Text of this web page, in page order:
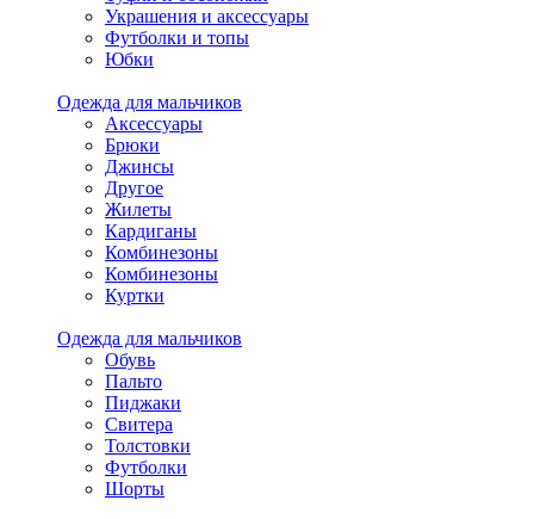
Украшения и аксессуары
Футболки и топы
Юбки
Одежда для мальчиков
Аксессуары
Брюки
Джинсы
Другое
Жилеты
Кардиганы
Комбинезоны
Комбинезоны
Куртки
Одежда для мальчиков
Обувь
Пальто
Пиджаки
Свитера
Толстовки
Футболки
Шорты